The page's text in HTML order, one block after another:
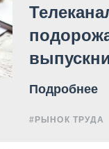
Подробнее
#РЫНОК ТРУДА